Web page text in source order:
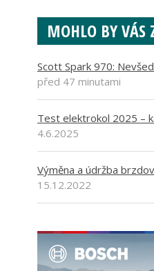
MOHLO BY VÁS
Scott Spark 970:
před 47 minutami
Test elektrokol 2025 –
4.6.2025
Výměna a údržba
15.12.2022